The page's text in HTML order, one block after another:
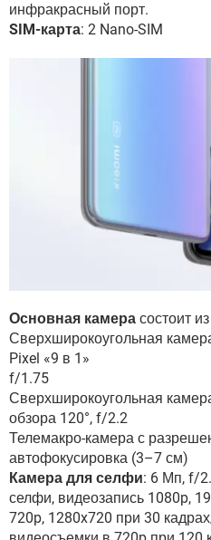
инфракрасный порт.
SIM-карта: 2 Nano-SIM
Основная камера состоит
Сверхширокоугольная
Pixel «9 в 1»
f/1.75
Сверхширокоугольная
обзора 120°, f/2.2
Телемакро-камера с
автофокусировка (3–7 см)
Камера для селфи: 6 Мп, f/
селфи, видеозапись 1080p,
720p, 1280x720 при 30